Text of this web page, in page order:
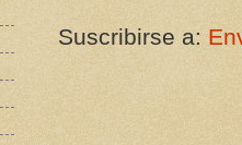
Suscribirse a: